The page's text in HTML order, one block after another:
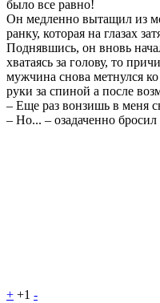
было все равно!
Он медленно вытащил из
ранку, которая на глазах
Поднявшись, он вновь
хватаясь за голову, то
мужчина снова метнулся
руки за спиной а после
– Еще раз вонзишь в меня
– Но... – озадаченно
+ +1 -